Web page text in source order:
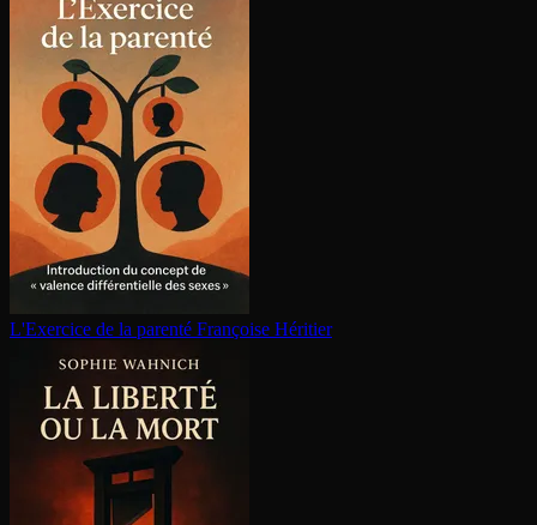
L'Exercice de la parenté Françoise Héritier